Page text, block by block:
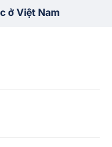
ở Việt Nam